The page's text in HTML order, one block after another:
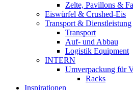
Zelte, Pavillons &
Eiswürfel & Crushed-Eis
Transport & Dienstleistung
Transport
Auf- und Abbau
Logistik Equipment
INTERN
Umverpackung für
Racks
Inspirationen